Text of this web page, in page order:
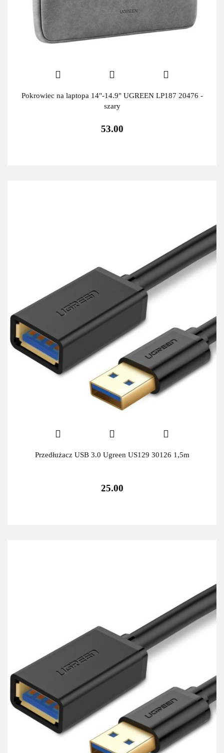
Pokrowiec na laptopa 14"-14.9" UGREEN LP187 20476 -
szary
53.00
Przedłużacz USB 3.0 Ugreen US129 30126 1,5m
25.00